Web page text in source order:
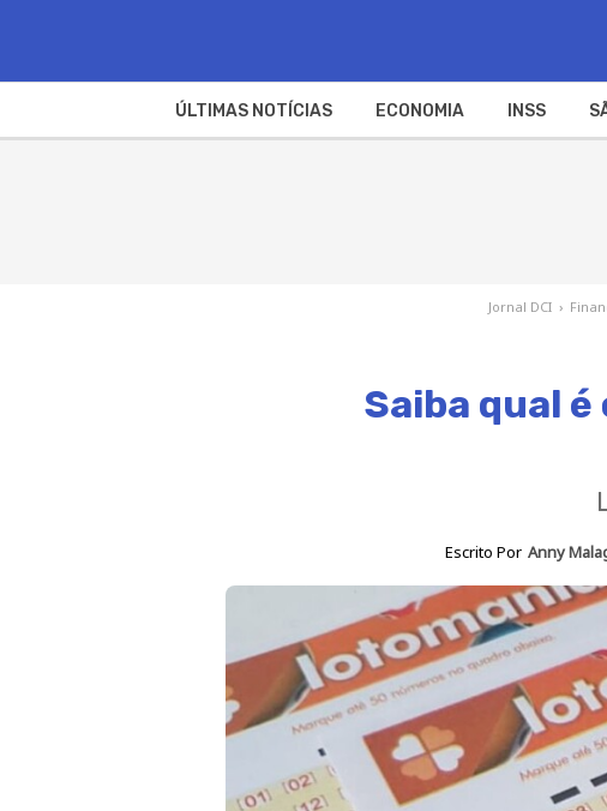
ÚLTIMAS NOTÍCIAS ECONOMIA INSS
Jornal DCI ›
Saiba qual
Escrito Por Anny